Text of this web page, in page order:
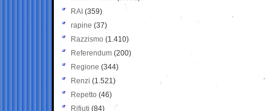
RAI (359)
rapine (37)
Razzismo (1.410)
Referendum (200)
Regione (344)
Renzi (1.521)
Repetto (46)
Rifiuti (84)